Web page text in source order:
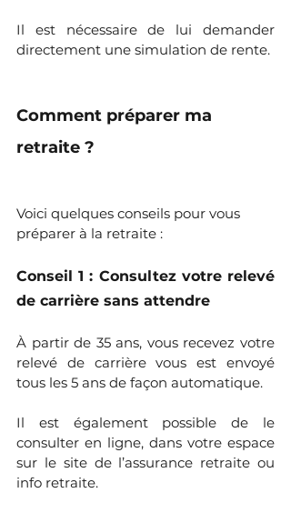
Il est nécessaire de lui demander
directement une simulation de rente.
Comment préparer ma
retraite ?
Voici quelques conseils pour vous
préparer à la retraite :
Conseil 1 : Consultez votre relevé
de carrière sans attendre
À partir de 35 ans, vous recevez votre
relevé de carrière vous est envoyé
tous les 5 ans de façon automatique.
Il est également possible de le
consulter en ligne, dans votre espace
sur le site de l’assurance retraite ou
info retraite.